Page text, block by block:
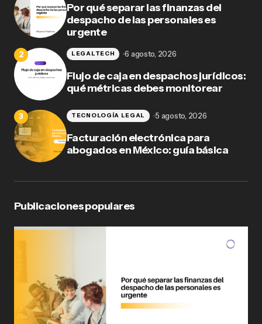
Por qué separar las finanzas del
despacho de las personales es
urgente
Flujo de caja en despachos jurídicos:
qué métricas debes monitorear
LEGALTECH 6 agosto, 2026
Facturación electrónica para
abogados en México: guía básica
TECNOLOGÍA LEGAL 5 agosto, 2026
Publicaciones populares